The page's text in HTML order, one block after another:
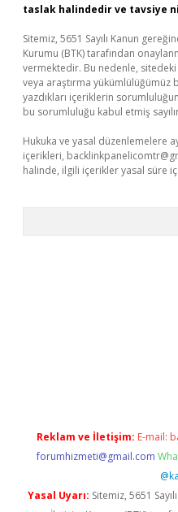
taslak halindedir ve tavsiye
Sitemiz, 5651 Sayılı Kanun
Kurumu (BTK) tarafından
vermektedir. Bu nedenle,
veya araştırma yükümlülüğümüz
yazdıkları içeriklerin
bu sorumluluğu kabul etmiş
Hukuka ve yasal düzenlemelere
içerikleri,
halinde, ilgili içerikler yasal süre
Reklam ve İletişim: E-mail:
forumhizmeti@gmail.com
Yasal Uyarı: Sitemiz, 5651